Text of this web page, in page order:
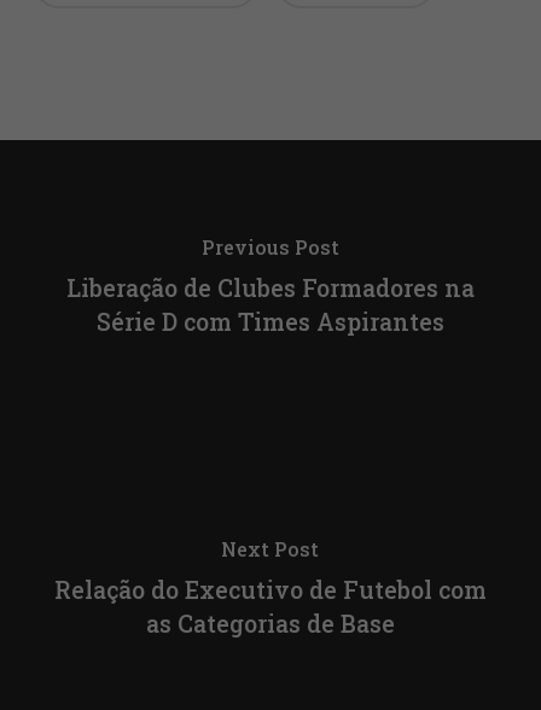
Previous Post
Liberação de Clubes Formadores na
Série D com Times Aspirantes
Next Post
Relação do Executivo de Futebol com
as Categorias de Base